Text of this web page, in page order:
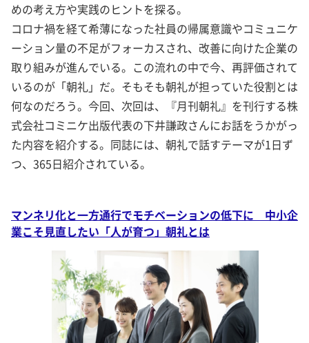
めの考え方や実践のヒントを探る。
コロナ禍を経て希薄になった社員の帰属意識やコミュニケ
ーション量の不足がフォーカスされ、改善に向けた企業の
取り組みが進んでいる。この流れの中で今、再評価されて
いるのが「朝礼」だ。そもそも朝礼が担っていた役割とは
何なのだろう。今回、次回は、『月刊朝礼』を刊行する株
式会社コミニケ出版代表の下井謙政さんにお話をうかがっ
た内容を紹介する。同誌には、朝礼で話すテーマが1日ず
つ、365日紹介されている。
マンネリ化と一方通行でモチベーションの低下に 中小企
業こそ見直したい「人が育つ」朝礼とは